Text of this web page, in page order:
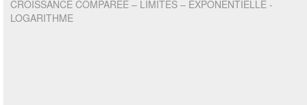
CROISSANCE COMPAREE – LIMITES – EXPONENTIELLE -
LOGARITHME